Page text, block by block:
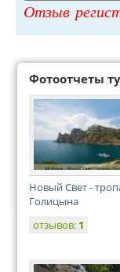
Отзыв
Фотоотчеты
Новый Свет -
Голицына
отзывов: 1